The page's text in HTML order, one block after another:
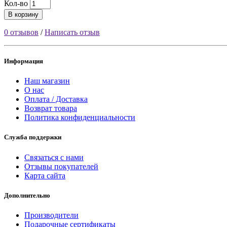
Кол-во
В корзину
0 отзывов /Написать отзыв
Информация
Наш магазин
О нас
Оплата / Доставка
Возврат товара
Политика конфиденциальности
Служба поддержки
Связаться с нами
Отзывы покупателей
Карта сайта
Дополнительно
Производители
Подарочные сертификаты